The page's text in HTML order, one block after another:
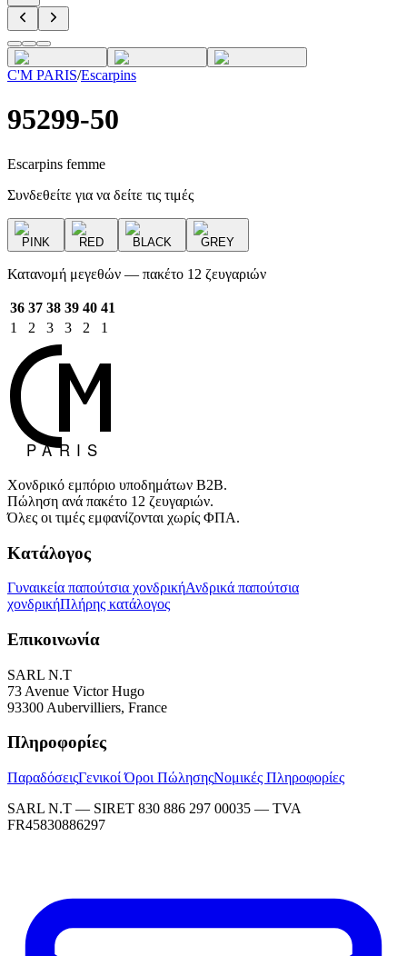
C'M PARIS/Escarpins
95299-50
Escarpins femme
Συνδεθείτε για να δείτε τις τιμές
PINK RED BLACK GREY
Κατανομή μεγεθών — πακέτο 12 ζευγαριών
36 37 38 39 40 41
1
2 3 3 2 1
Χονδρικό εμπόριο υποδημάτων B2B.
Πώληση ανά πακέτο 12 ζευγαριών.
Όλες οι τιμές εμφανίζονται χωρίς ΦΠΑ.
Κατάλογος
Γυναικεία παπούτσια χονδρικήΑνδρικά παπούτσια
χονδρικήΠλήρης κατάλογος
Επικοινωνία
SARL N.T
73 Avenue Victor Hugo
93300 Aubervilliers, France
Πληροφορίες
ΠαραδόσειςΓενικοί Όροι ΠώλησηςΝομικές Πληροφορίες
SARL N.T — SIRET 830 886 297 00035 — TVA
FR45830886297